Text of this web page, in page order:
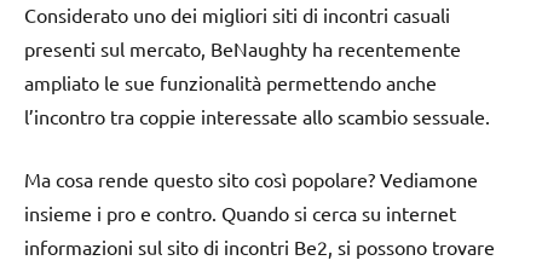
Considerato uno dei migliori siti di incontri casuali
presenti sul mercato, BeNaughty ha recentemente
ampliato le sue funzionalità permettendo anche
l’incontro tra coppie interessate allo scambio sessuale.
Ma cosa rende questo sito così popolare? Vediamone
insieme i pro e contro. Quando si cerca su internet
informazioni sul sito di incontri Be2, si possono trovare